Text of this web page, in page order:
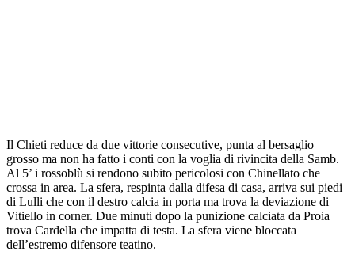
Il Chieti reduce da due vittorie consecutive, punta al bersaglio
grosso ma non ha fatto i conti con la voglia di rivincita della Samb.
Al 5’ i rossoblù si rendono subito pericolosi con Chinellato che
crossa in area. La sfera, respinta dalla difesa di casa, arriva sui piedi
di Lulli che con il destro calcia in porta ma trova la deviazione di
Vitiello in corner. Due minuti dopo la punizione calciata da Proia
trova Cardella che impatta di testa. La sfera viene bloccata
dell’estremo difensore teatino.